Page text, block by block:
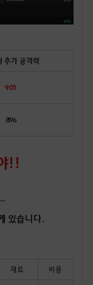
추가 공격력
905
896
!!
있습니다.
재료 비용